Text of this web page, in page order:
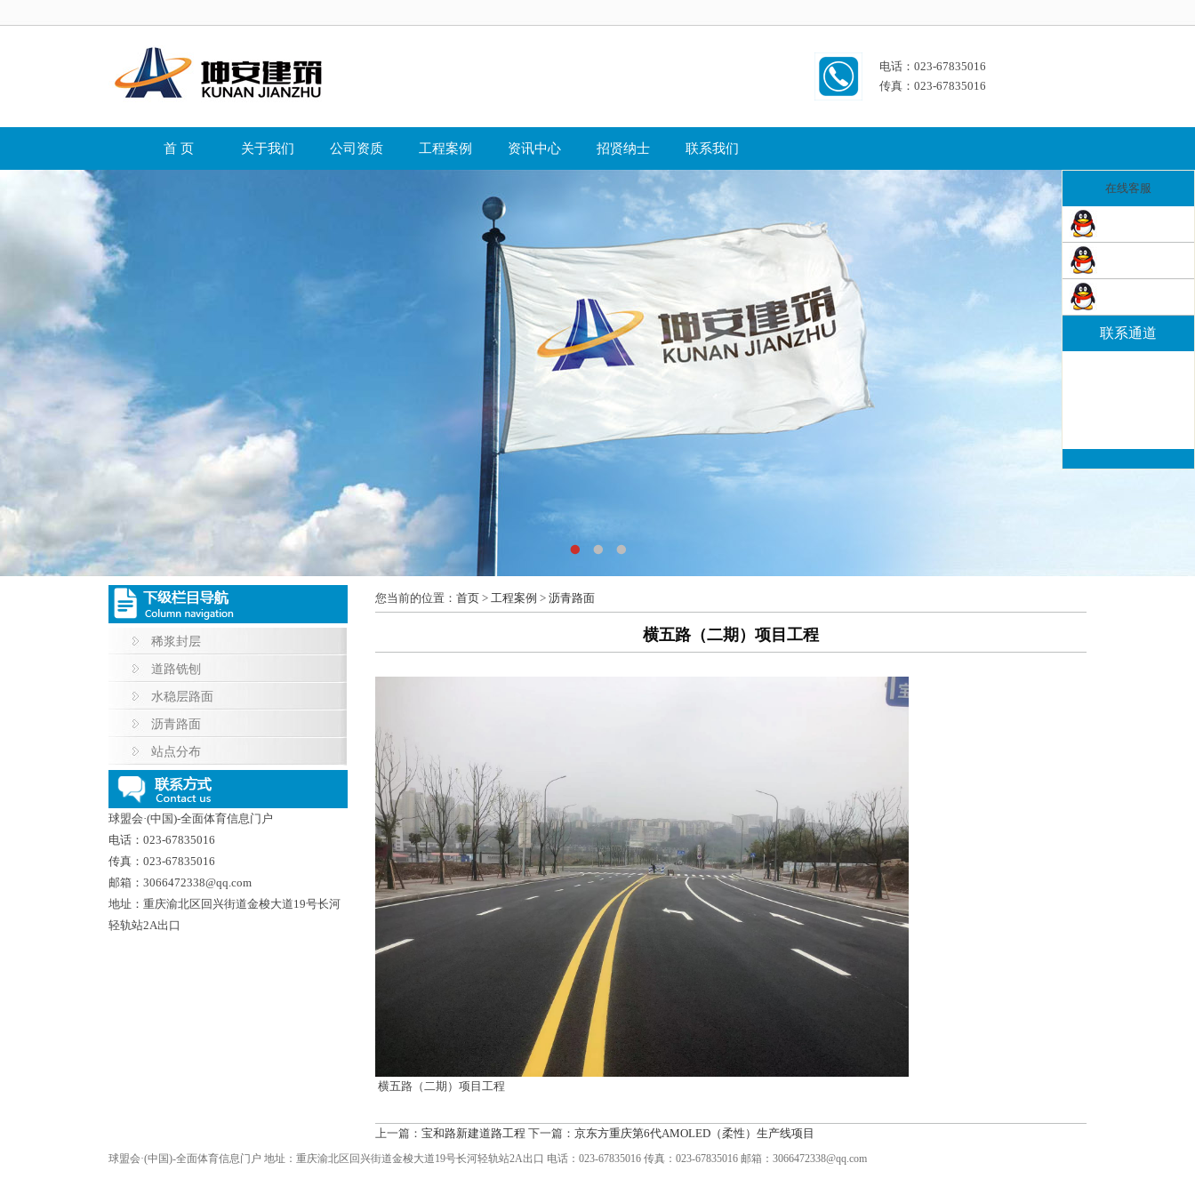
电话：023-67835016
传真：023-67835016
首 页 关于我们 公司资质 工程案例 资讯中心 招贤纳士 联系我们
在线客服
联系通道
稀浆封层
道路铣刨
水稳层路面
沥青路面
站点分布
球盟会·(中国)-全面体育信息门户
电话：023-67835016
传真：023-67835016
邮箱：3066472338@qq.com
地址：重庆渝北区回兴街道金梭大道19号长河
轻轨站2A出口
您当前的位置： 首页 > 工程案例 > 沥青路面
横五路（二期）项目工程
横五路（二期）项目工程
上一篇： 宝和路新建道路工程 下一篇： 京东方重庆第6代AMOLED（柔性）生产线项目
球盟会·(中国)-全面体育信息门户 地址：重庆渝北区回兴街道金梭大道19号长河轻轨站2A出口 电话：023-67835016 传真：023-67835016 邮箱：3066472338@qq.com